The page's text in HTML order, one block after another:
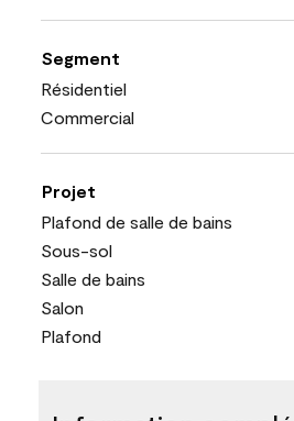
Segment
Résidentiel
Commercial
Projet
Plafond de salle de bains
Sous-sol
Salle de bains
Salon
Plafond